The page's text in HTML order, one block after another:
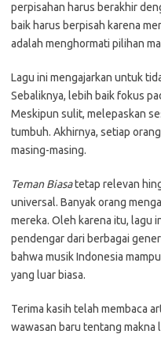
perpisahan harus berakhir
baik harus berpisah karena
adalah menghormati pilihan
Lagu ini mengajarkan untuk
Sebaliknya, lebih baik fokus
Meskipun sulit, melepaskan
tumbuh. Akhirnya, setiap
masing-masing.
Teman Biasatetap relevan
universal. Banyak orang
mereka. Oleh karena itu, lagu
pendengar dari berbagai
bahwa musik Indonesia
yang luar biasa.
Terima kasih telah membaca
wawasan baru tentang makna